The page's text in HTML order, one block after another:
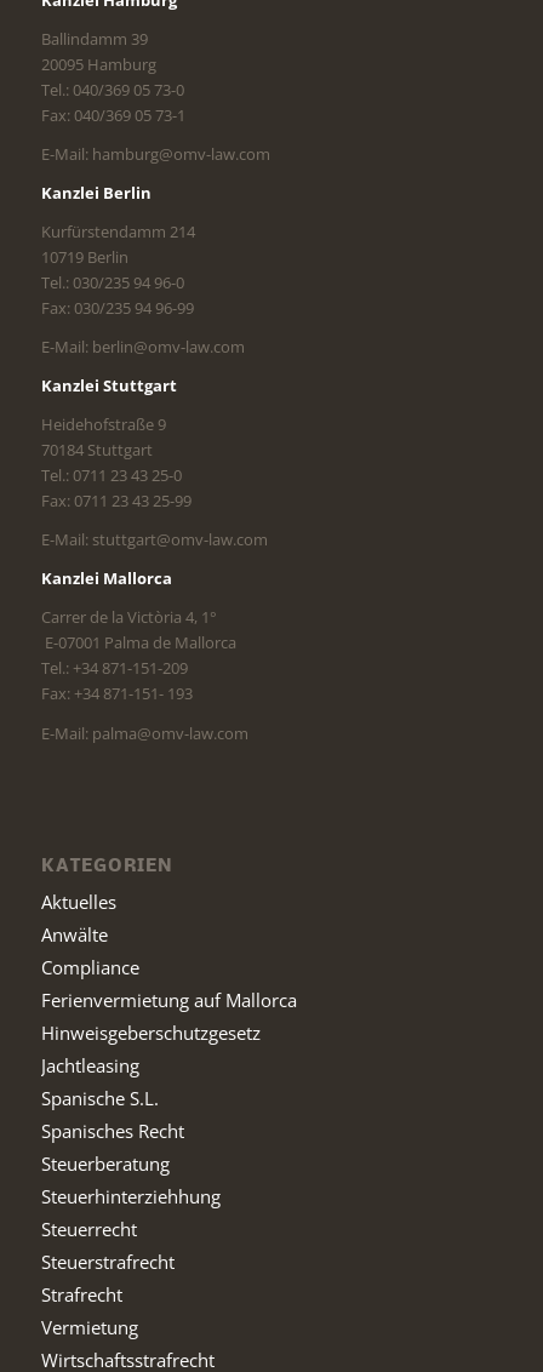
Ballindamm 39
20095 Hamburg
Tel.: 040/369 05 73-0
Fax: 040/369 05 73-1
E-Mail: hamburg@omv-law.com
Kanzlei Berlin
Kurfürstendamm 214
10719 Berlin
Tel.: 030/235 94 96-0
Fax: 030/235 94 96-99
E-Mail: berlin@omv-law.com
Kanzlei Stuttgart
Heidehofstraße 9
70184 Stuttgart
Tel.: 0711 23 43 25-0
Fax: 0711 23 43 25-99
E-Mail: stuttgart@omv-law.com
Kanzlei Mallorca
Carrer de la Victòria 4, 1°
E-07001 Palma de Mallorca
Tel.: +34 871-151-209
Fax: +34 871-151- 193
E-Mail: palma@omv-law.com
KATEGORIEN
Aktuelles
Anwälte
Compliance
Ferienvermietung auf Mallorca
Hinweisgeberschutzgesetz
Jachtleasing
Spanische S.L.
Spanisches Recht
Steuerberatung
Steuerhinterziehhung
Steuerrecht
Steuerstrafrecht
Strafrecht
Vermietung
Wirtschaftsstrafrecht